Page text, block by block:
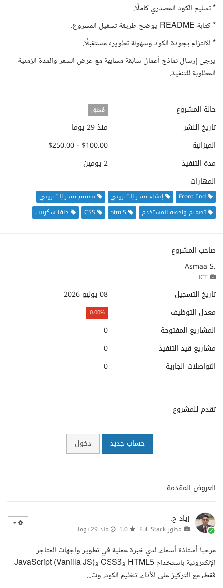
* تسليم الكود المصدري كاملًا.
* كتابة README يوضح طريقة تشغيل المشروع.
* الالتزام بجودة الكود وسهولة تطويره مستقبلًا.
يرجى إرسال نماذج أعمال سابقة مشابهة مع عرض السعر والمدة الزمنية
المطلوبة للتنفيذ.
حالة المشروع مُغلق
تاريخ النشر
منذ 29 يوما
الميزانية
$100.00 - $250.00
مدة التنفيذ
2 يومين
المهارات
Front End إنشاء متجر إلكتروني
تصميم متجر إلكتروني
تصميم واجهة المستخدم
html5
CSS جافا سكريبت
صاحب المشروع
Asmaa S.
تاريخ التسجيل
08 يوليو 2026
معدل التوظيف
0.00%
المشاريع المفتوحة
0
مشاريع قيد التنفيذ
0
التواصلات الجارية
0
تقدم للمشروع
حساب جديد دخول
العروض المقدمة
زياد ح.
مطور Full Stack منذ 29 يوما
مرحبا أستاذة أسماء، لدي خبرة عملية في تطوير واجهات المتاجر
الإلكترونية باستخدام HTML5 وCSS3 وJavaScript (Vanilla JS)
فقط، مع التركيز على الأداء، تنظيم الكود، وت...